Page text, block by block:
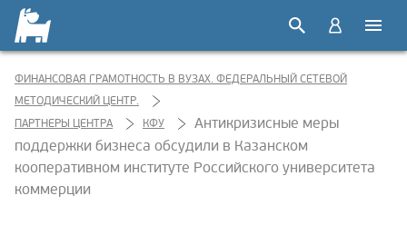
ФИНАНСОВАЯ ГРАМОТНОСТЬ В ВУЗАХ. ФЕДЕРАЛЬНЫЙ СЕТЕВОЙ
МЕТОДИЧЕСКИЙ ЦЕНТР.
ПАРТНЕРЫ ЦЕНТРА
КФУ
Антикризисные меры
поддержки бизнеса обсудили в Казанском
кооперативном институте Российского университета
коммерции